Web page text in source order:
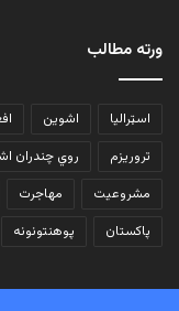
ورته مطالب
اسټرالیا اشوین
تروریزم
روي چندران
مشروعیت
مهاجرت
پاکستان
پوهنتونونه